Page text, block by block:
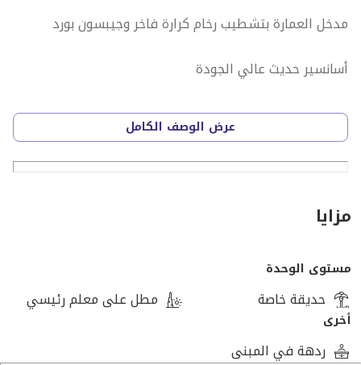
مدخل العمارة بتشطيب رخام كرارة فاخر وجيبسون بورد
أسانسير حديث عالي الجودة
رامب 3 متر لركن السيارة
العمارة دبل فيس بواجهة بحرية
الشارع بعرض 24 متر
إمكانية إعادة تقسيم البيزمنت وفق احتياجات المالك
أوراق قانونية سليمة ومدفوعة جدية التصالح
عرض الوصف الكامل
مزايا
مستوى الوحدة
حديقة خاصة مطل على معلم رئيسي
أخرى
ردهة في المبنى